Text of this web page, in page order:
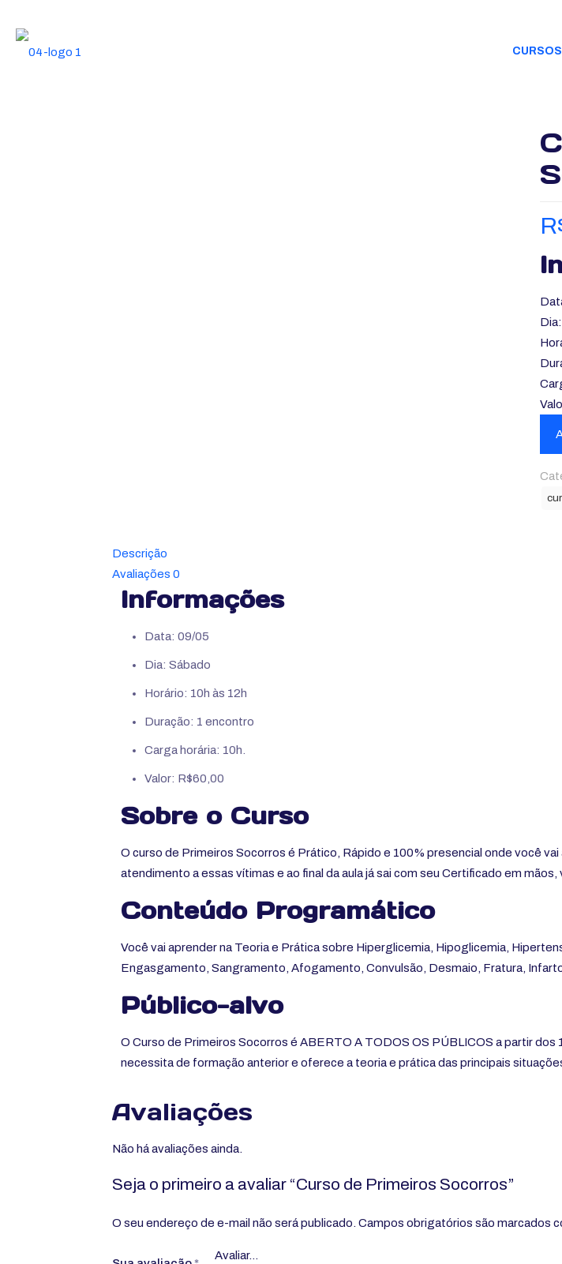
CURSOS
Descrição
Avaliações 0
Informações
Data: 09/05
Dia: Sábado
Horário: 10h às 12h
Duração: 1 encontro
Carga horária: 10h.
Valor: R$60,00
Sobre o Curso
O curso de Primeiros Socorros é Prático, Rápido e 100% presencial onde você
atendimento a essas vítimas e ao final da aula já sai com seu Certificado em
Conteúdo Programático
Você vai aprender na Teoria e Prática sobre Hiperglicemia, Hipoglicemia,
Engasgamento, Sangramento, Afogamento, Convulsão, Desmaio, Fratura,
Público-alvo
O Curso de Primeiros Socorros é ABERTO A TODOS OS PÚBLICOS a partir
necessita de formação anterior e oferece a teoria e prática das principais
Avaliações
Não há avaliações ainda.
Seja o primeiro a avaliar “Curso de Primeiros Socorros”
O seu endereço de e-mail não será publicado. Campos obrigatórios são marcados